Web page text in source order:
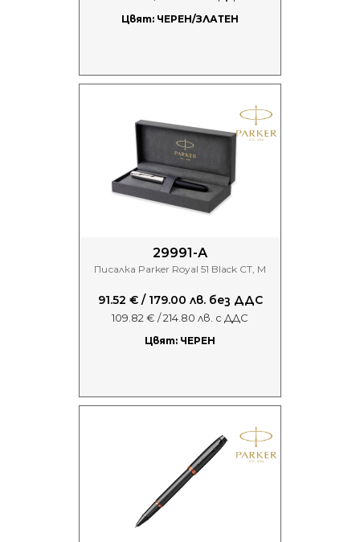
Цвят: ЧЕРЕН/ЗЛАТЕН
29991-А
Писалка Parker Royal 51 Black CT, M
91.52 € / 179.00 лв. без ДДС
109.82 € / 214.80 лв. с ДДС
Цвят: ЧЕРЕН